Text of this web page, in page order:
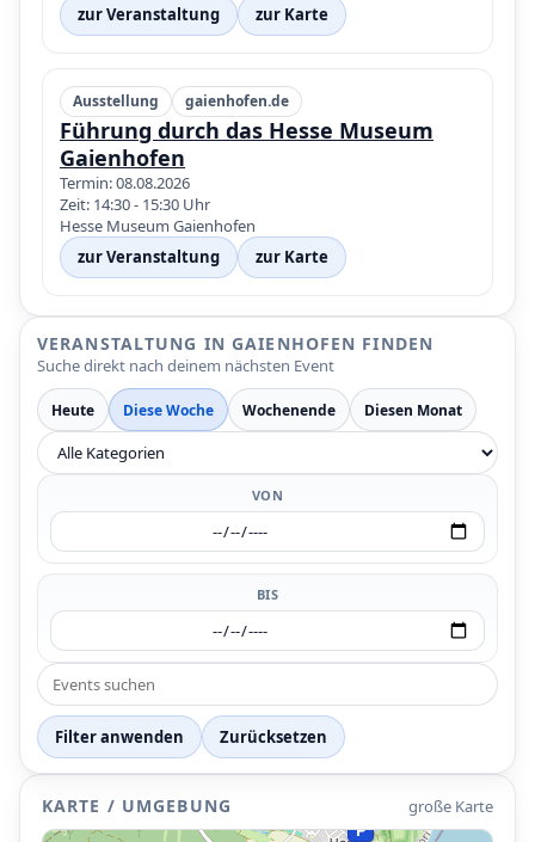
zur Veranstaltung
zur Karte
Ausstellung gaienhofen.de
Führung durch das Hesse Museum
Gaienhofen
Termin: 08.08.2026
Zeit: 14:30 - 15:30 Uhr
Hesse Museum Gaienhofen
zur Veranstaltung
zur Karte
VERANSTALTUNG IN GAIENHOFEN FINDEN
Suche direkt nach deinem nächsten Event
Heute Diese Woche Wochenende Diesen Monat
VON
BIS
Filter anwenden Zurücksetzen
KARTE / UMGEBUNG große Karte
P
P
P
P